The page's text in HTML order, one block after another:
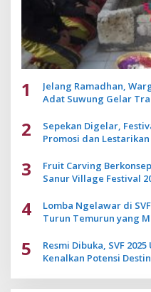
1
Jelang Ramadhan,
Adat Suwung Gelar
2
Sepekan Digelar,
Promosi dan
3
Fruit Carving
Sanur Village Festival
4
Lomba Ngelawar di
Turun Temurun yang
5
Resmi Dibuka, SVF
Kenalkan Potensi